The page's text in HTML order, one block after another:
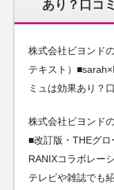
あり？口コ
株式会社ビヨンド
テキスト）
ミュは効果あり？
株式会社ビヨンド
■改訂版・THEグ
RANIXコラボレー
テレビや雑誌でも